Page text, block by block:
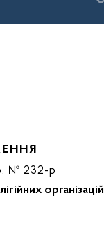
№ 232-р
організацій